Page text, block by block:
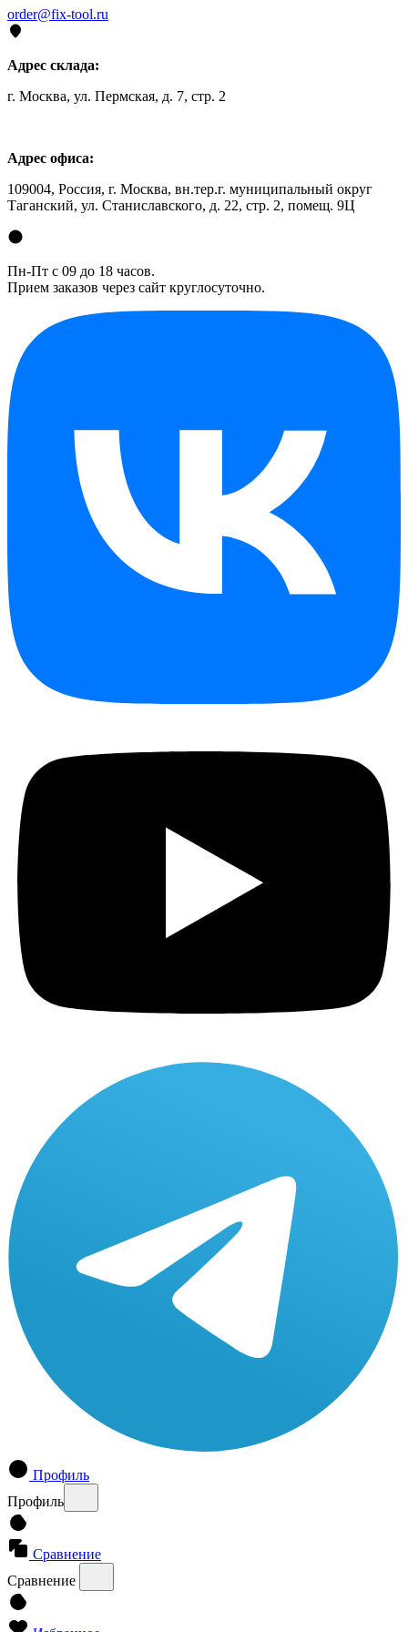
order@fix-tool.ru
Адрес склада:
г. Москва, ул. Пермская, д. 7, стр. 2
Адрес офиса:
109004, Россия, г. Москва, вн.тер.г. муниципальный округ
Таганский, ул. Станиславского, д. 22, стр. 2, помещ. 9Ц
Пн-Пт с 09 до 18 часов.
Прием заказов через сайт круглосуточно.
Профиль
Профиль
Сравнение
Сравнение